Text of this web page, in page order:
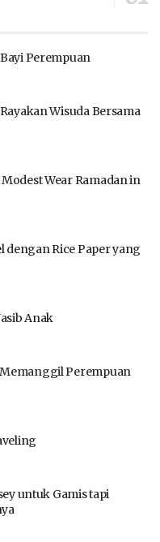
Perempuan
Wisuda Bersama
Wear Ramadan in
dengan Rice Paper yang
Anak
Perempuan
untuk Gamis tapi